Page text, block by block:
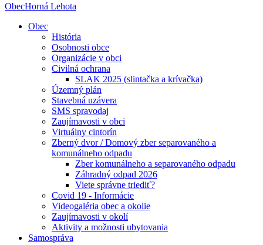
ObecHorná Lehota
Obec
História
Osobnosti obce
Organizácie v obci
Civilná ochrana
SLAK 2025 (slintačka a krívačka)
Územný plán
Stavebná uzávera
SMS spravodaj
Zaujímavosti v obci
Virtuálny cintorín
Zberný dvor / Domový zber separovaného a
komunálneho odpadu
Zber komunálneho a separovaného odpadu
Záhradný odpad 2026
Viete správne triediť?
Covid 19 - Informácie
Videogaléria obec a okolie
Zaujímavosti v okolí
Aktivity a možnosti ubytovania
Samospráva